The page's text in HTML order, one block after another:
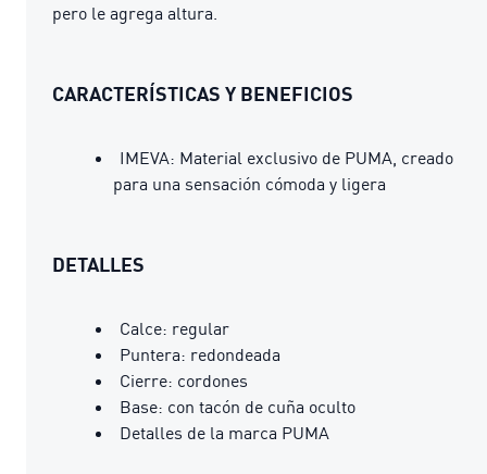
pero le agrega altura.
CARACTERÍSTICAS Y BENEFICIOS
IMEVA: Material exclusivo de PUMA, creado
para una sensación cómoda y ligera
DETALLES
Calce: regular
Puntera: redondeada
Cierre: cordones
Base: con tacón de cuña oculto
Detalles de la marca PUMA